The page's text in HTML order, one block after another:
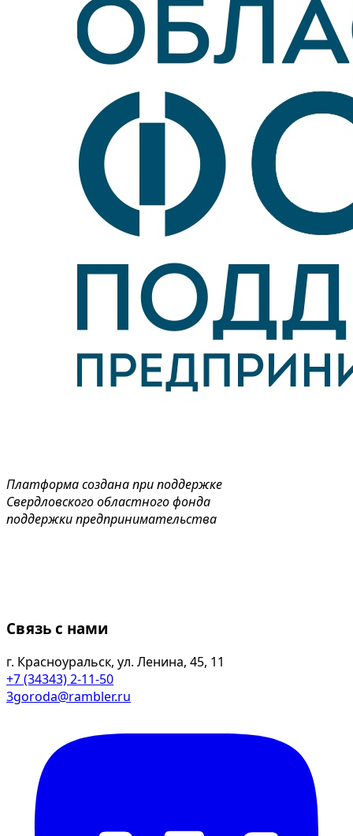
Платформа создана при поддержке
Свердловского областного фонда
поддержки предпринимательства
Связь с нами
г. Красноуральск, ул. Ленина, 45, 11
+7 (34343) 2-11-50
3goroda@rambler.ru